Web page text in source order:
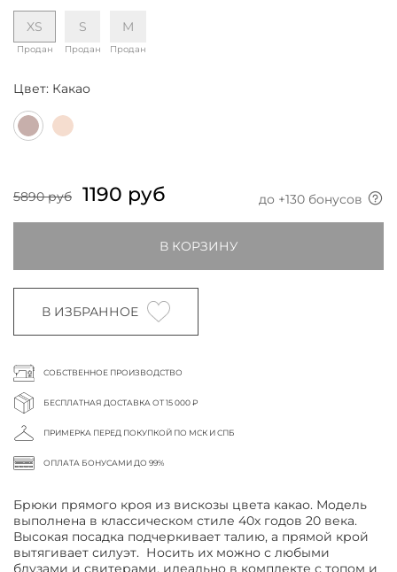
XS
Продан
S
Продан
M
Продан
Цвет: Какао
5890 руб 1190 руб до +130 бонусов
В КОРЗИНУ
В ИЗБРАННОЕ
СОБСТВЕННОЕ ПРОИЗВОДСТВО
БЕСПЛАТНАЯ ДОСТАВКА ОТ 15 000 ₽
ПРИМЕРКА ПЕРЕД ПОКУПКОЙ ПО МСК И СПБ
ОПЛАТА БОНУСАМИ ДО 99%
Брюки прямого кроя из вискозы цвета какао. Модель
выполнена в классическом стиле 40х годов 20 века.
Высокая посадка подчеркивает талию, а прямой крой
вытягивает силуэт. Носить их можно с любыми